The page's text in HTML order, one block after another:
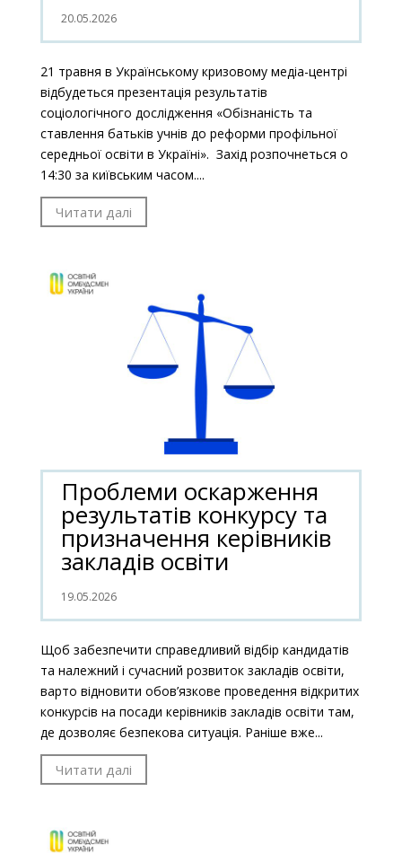
20.05.2026
21 травня в Українському кризовому медіа-центрі
відбудеться презентація результатів
соціологічного дослідження «Обізнаність та
ставлення батьків учнів до реформи профільної
середньої освіти в Україні». Захід розпочнеться о
14:30 за київським часом....
Читати далі
Проблеми оскарження
результатів конкурсу та
призначення керівників
закладів освіти
19.05.2026
Щоб забезпечити справедливий відбір кандидатів
та належний і сучасний розвиток закладів освіти,
варто відновити обов’язкове проведення відкритих
конкурсів на посади керівників закладів освіти там,
де дозволяє безпекова ситуація. Раніше вже...
Читати далі